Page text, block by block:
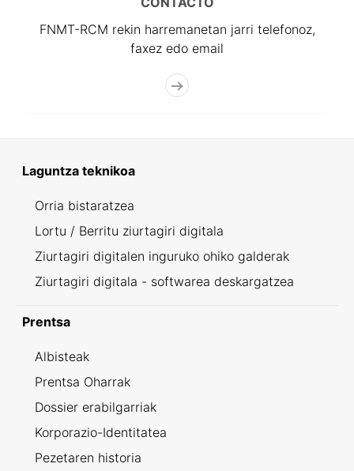
FNMT-RCM rekin harremanetan jarri telefonoz,
faxez edo email
Laguntza teknikoa
Orria bistaratzea
Lortu / Berritu ziurtagiri digitala
Ziurtagiri digitalen inguruko ohiko galderak
Ziurtagiri digitala - softwarea deskargatzea
Prentsa
Albisteak
Prentsa Oharrak
Dossier erabilgarriak
Korporazio-Identitatea
Pezetaren historia